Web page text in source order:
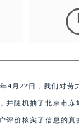
4月22日，我们对劳
并随机抽了北京市东
评价核实了信息的真